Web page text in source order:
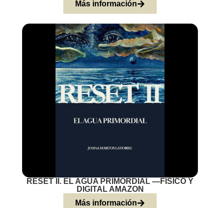
Más información
RESET II. EL AGUA PRIMORDIAL —FÍSICO Y
DIGITAL AMAZON
Más información